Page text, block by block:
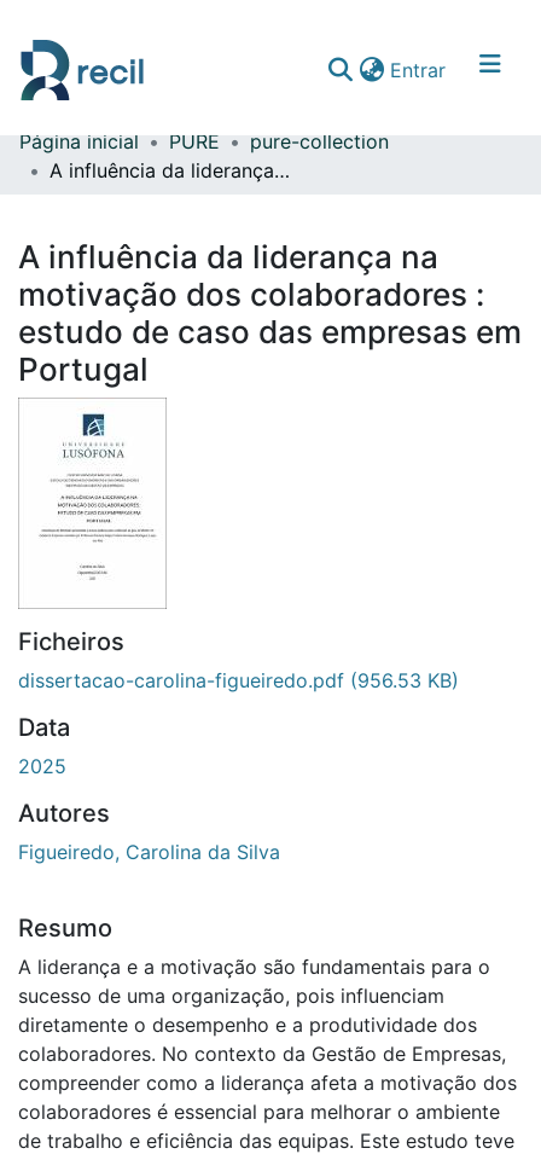
Entrar(current)
Comunidades & Coleções
Estatísticas
Página inicial PURE
pure-collection
A influência da liderança na motivação dos colaboradores : estudo de caso das empresas em Portugal
A influência da liderança na
motivação dos colaboradores :
estudo de caso das empresas em
Portugal
Ficheiros
dissertacao-carolina-figueiredo.pdf (956.53 KB)
Data
2025
Autores
Figueiredo, Carolina da Silva
Resumo
A liderança e a motivação são fundamentais para o
sucesso de uma organização, pois influenciam
diretamente o desempenho e a produtividade dos
colaboradores. No contexto da Gestão de Empresas,
compreender como a liderança afeta a motivação dos
colaboradores é essencial para melhorar o ambiente
de trabalho e eficiência das equipas. Este estudo teve